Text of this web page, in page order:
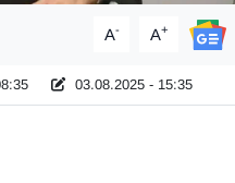
A- A+
03.08.2025 - 15:35